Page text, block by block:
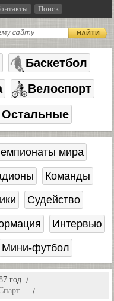
Поиск
НАЙТИ
Баскетбол
Велоспорт
Остальные
мира
Команды
Судейство
Интервью
Мини-футбол
год